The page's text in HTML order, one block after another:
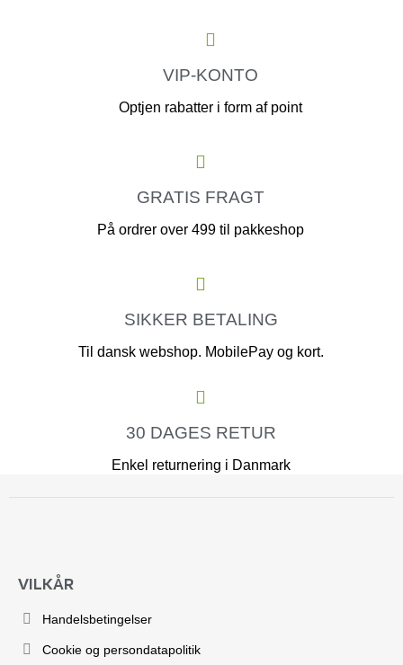
VIP-KONTO
Optjen rabatter i form af point
GRATIS FRAGT
På ordrer over 499 til pakkeshop
SIKKER BETALING
Til dansk webshop. MobilePay og kort.
30 DAGES RETUR
Enkel returnering i Danmark
VILKÅR
Handelsbetingelser
Cookie og persondatapolitik